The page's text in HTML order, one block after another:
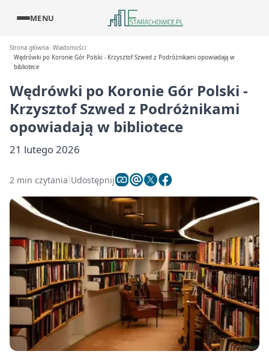
MENU
Strona główna Wiadomości
Wędrówki po Koronie Gór Polski - Krzysztof Szwed z Podróżnikami opowiadają w
bibliotece
Wędrówki po Koronie Gór Polski -
Krzysztof Szwed z Podróżnikami
opowiadają w bibliotece
21 lutego 2026
2 min czytania Udostępnij